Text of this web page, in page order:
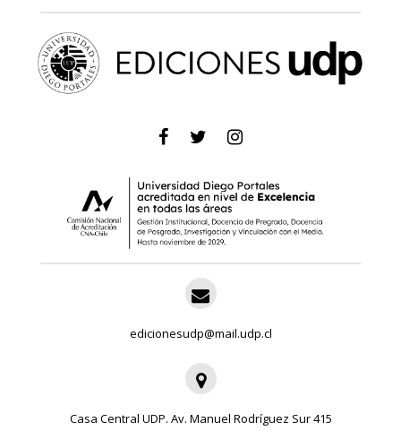
edicionesudp@mail.udp.cl
Casa Central UDP. Av. Manuel Rodríguez Sur 415